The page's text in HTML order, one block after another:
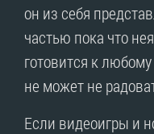
он из себя
частью пока что
готовится к
не может не
Если видеоигры и